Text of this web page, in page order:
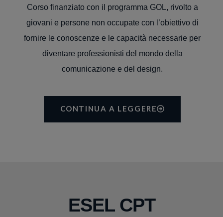
Corso finanziato con il programma GOL, rivolto a
giovani e persone non occupate con l’obiettivo di
fornire le conoscenze e le capacità necessarie per
diventare professionisti del mondo della
comunicazione e del design.
CONTINUA A LEGGERE
ESEL CPT